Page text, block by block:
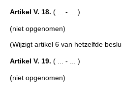
Artikel V. 18. ( ... - ... )
(niet opgenomen)
(Wijzigt artikel 6 van hetzelfde
Artikel V. 19. ( ... - ... )
(niet opgenomen)